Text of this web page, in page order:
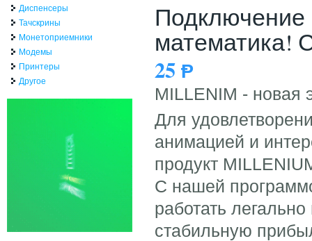
Подключение
математика!
25 Ᵽ
MILLENIM - новая
Для
анимацией и
продукт
С нашей
работать
стабильную
Диспенсеры
Тачскрины
Монетоприемники
Модемы
Принтеры
Другое